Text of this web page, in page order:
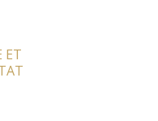
ET